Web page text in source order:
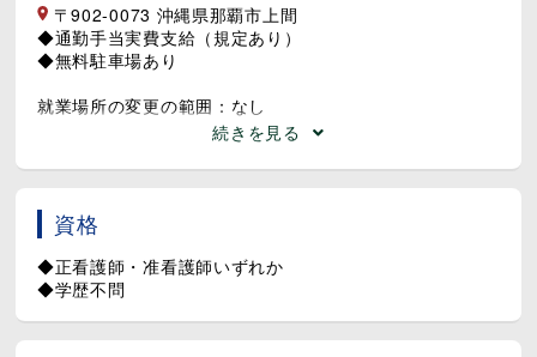
続きを見る
〒902-0073 沖縄県那覇市上間
◆通勤手当実費支給（規定あり）
◆無料駐車場あり
就業場所の変更の範囲：なし
資格
◆正看護師・准看護師いずれか
◆学歴不問